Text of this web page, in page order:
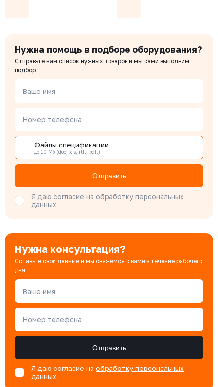
315-015-16
Давление номинальное
Цена с НДС
Менеджер по проектным продажам
Специалист отдела снабжения
Специалист отдела продаж
Нужна помощь в подборе оборудования?
Отправьте нам список нужных товаров и мы сами выполним
подбор
Ваше имя
Номер телефона
Файлы спецификации
до 10 Мб (doc, xis, rtf., pdf.)
Отправить
Я даю согласие на обработку персональных
данных
Нужна консультация?
Оставьте свои данные и мы свяжемся с вами в течение рабочего
дня
Ваше имя
Номер телефона
Отправить
Я даю согласие на обработку персональных
данных